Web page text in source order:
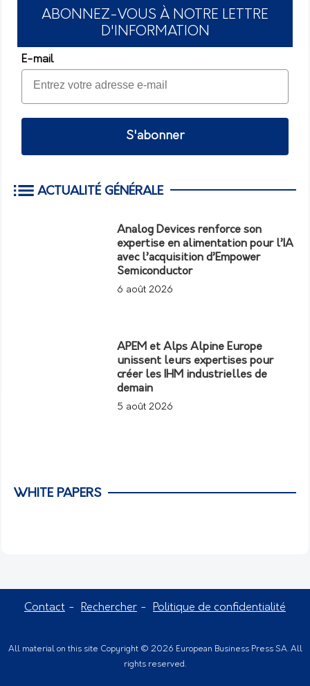
ABONNEZ-VOUS À NOTRE LETTRE
D'INFORMATION
E-mail
S'abonner
ACTUALITÉ GÉNÉRALE
Analog Devices renforce son
expertise en alimentation pour l’IA
avec l’acquisition d’Empower
Semiconductor
6 août 2026
APEM et Alps Alpine Europe
unissent leurs expertises pour
créer les IHM industrielles de
demain
5 août 2026
WHITE PAPERS
Contact Rechercher Politique de confidentialité
All material on this site Copyright © 2026 European Business Press SA. All
rights reserved.